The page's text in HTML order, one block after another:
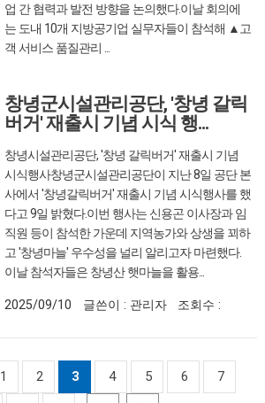
업 간 협력과 발전 방향을 논의했다.이날 회의에
는 도내 10개 지방공기업 실무자들이 참석해 ▲고
객 서비스 품질관리 ...
572
창녕군시설관리공단, '창녕 갈릭
버거' 재출시 기념 시식 행...
창녕시설관리공단, '창녕 갈릭버거' 재출시 기념
시식행사창녕군시설관리공단이 지난 8일 공단 본
사에서 '창녕갈릭버거' 재출시 기념 시식행사를 했
다고 9일 밝혔다.이번 행사는 신용곤 이사장과 임
직원 등이 참석한 가운데 지역농가와 상생을 꾀하
고 '창녕마늘' 우수성을 널리 알리고자 마련했다.
이날 참석자들은 창녕산 햇마늘을 활용...
2025/09/10 글쓴이 : 관리자
조회수 :
1 2 3 4 5 6 7